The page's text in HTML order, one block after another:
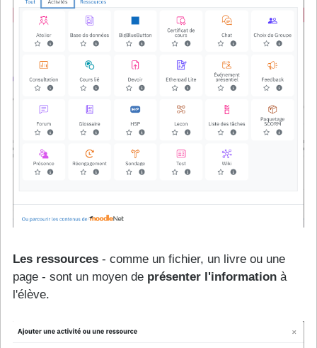
Les ressources - comme un fichier, un livre ou une
page - sont un moyen de présenter l'information à
l'élève.